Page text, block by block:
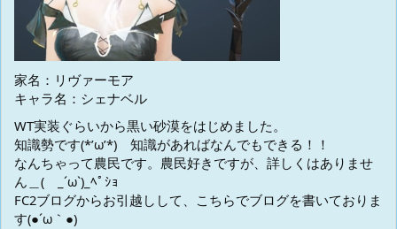
家名：リヴァーモア
キャラ名：シェナベル
WT実装ぐらいから黒い砂漠をはじめました。
知識勢です(*’ω’*) 知識があればなんでもできる！！
なんちゃって農民です。農民好きですが、詳しくはありませ
ん＿( _´ω`)_ﾍﾟｼｮ
FC2ブログからお引越しして、こちらでブログを書いておりま
す(●´ω｀●)